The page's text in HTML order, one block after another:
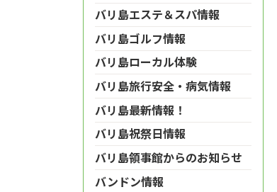
バリ島エステ＆スパ情報
バリ島ゴルフ情報
バリ島ローカル体験
バリ島旅行安全・病気情報
バリ島最新情報！
バリ島祝祭日情報
バリ島領事館からのお知らせ
バンドン情報